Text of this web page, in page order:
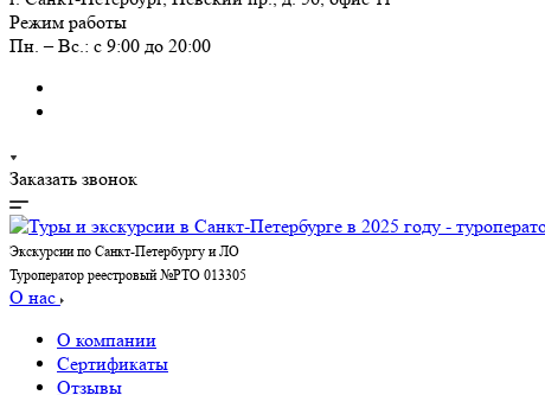
Режим работы
Пн. – Вс.: с 9:00 до 20:00
Заказать звонок
Экскурсии по Санкт-Петербургу и ЛО
Туроператор реестровый №РТО 013305
О нас
О компании
Сертификаты
Отзывы